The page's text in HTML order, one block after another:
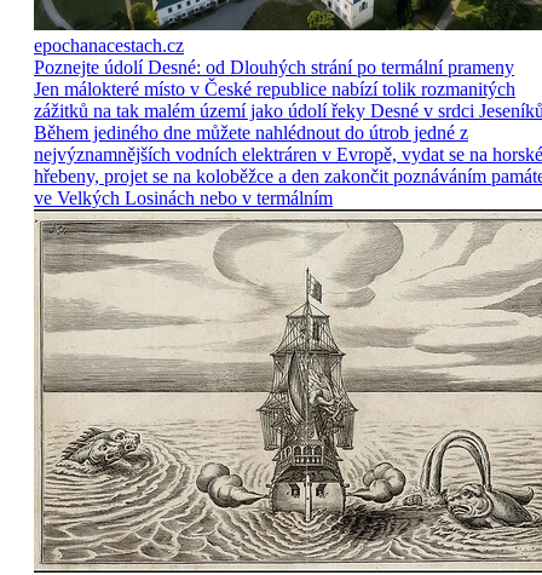
epochanacestach.cz
Poznejte údolí Desné: od Dlouhých strání po termální prameny
Jen málokteré místo v České republice nabízí tolik rozmanitých
zážitků na tak malém území jako údolí řeky Desné v srdci
Během jediného dne můžete nahlédnout do útrob jedné z
nejvýznamnějších vodních elektráren v Evropě, vydat se na horské
hřebeny, projet se na koloběžce a den zakončit poznáváním
ve Velkých Losinách nebo v termálním